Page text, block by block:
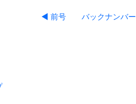
◀ 前号 バックナンバー